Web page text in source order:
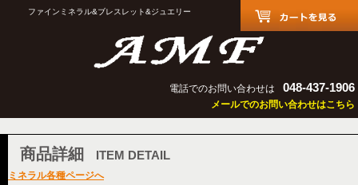
ファインミネラル&ブレスレット&ジュエリー
電話でのお問い合わせは 048-437-1906
メールでのお問い合わせはこちら
商品詳細 ITEM DETAIL
ミネラル各種ページへ